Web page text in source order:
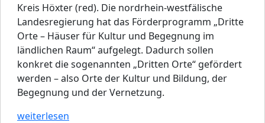
Kreis Höxter (red). Die nordrhein-westfälische
Landesregierung hat das Förderprogramm „Dritte
Orte – Häuser für Kultur und Begegnung im
ländlichen Raum“ aufgelegt. Dadurch sollen
konkret die sogenannten „Dritten Orte“ gefördert
werden – also Orte der Kultur und Bildung, der
Begegnung und der Vernetzung.
weiterlesen